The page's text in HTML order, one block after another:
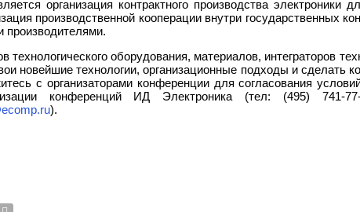
организация контрактного производства электроники
производственной кооперации внутри государственных
производителями.
технологического оборудования, материалов, интеграторов
новейшие технологии, организационные подходы и сделать
с организаторами конференции для согласования
конференций ИД Электроника (тел: (495) 741-
).